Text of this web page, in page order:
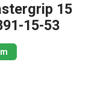
15
15-53